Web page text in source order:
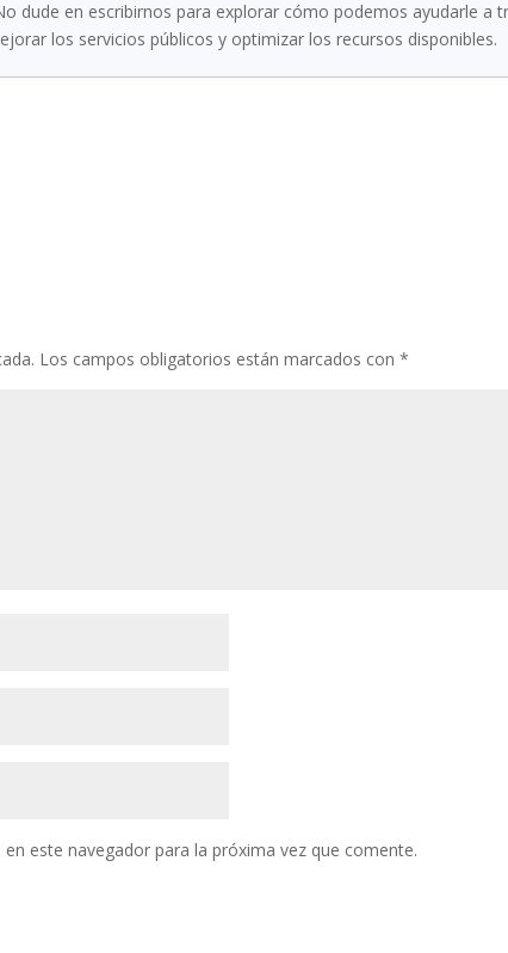
dude en escribirnos para explorar cómo podemos ayudarle
los servicios públicos y optimizar los recursos disponibles.
Los campos obligatorios están marcados con*
este navegador para la próxima vez que comente.